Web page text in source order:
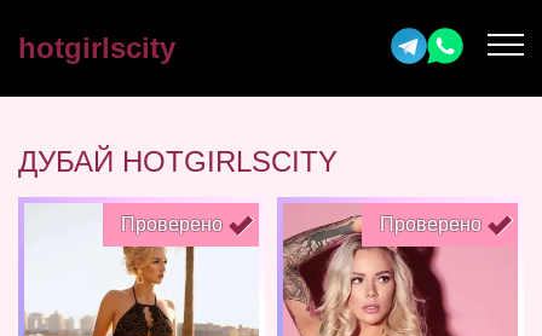
hotgirlscity
ДУБАЙ HOTGIRLSCITY
Проверено Проверено